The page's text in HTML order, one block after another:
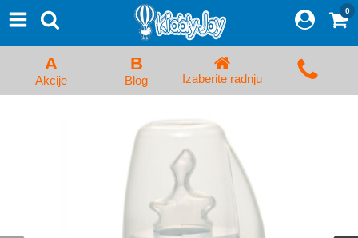
Proizvodi
Početna Prijava/Registracija
Kolica za bebe i dečija kolica
Auto sedišta za decu i bebe
Kreveci, ljuljaške i ležaljke
0
A
Akcije
B
Blog Izaberite radnju